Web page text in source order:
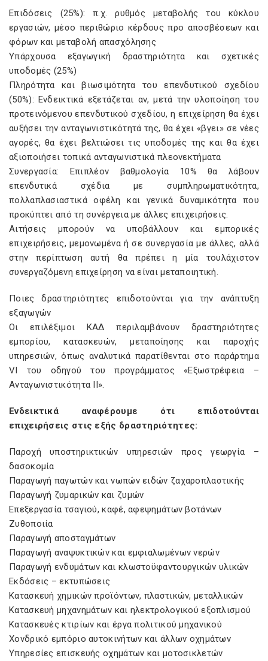
Επιδόσεις (25%): π.χ. ρυθμός μεταβολής του κύκλου
εργασιών, μέσο περιθώριο κέρδους προ αποσβέσεων και
φόρων και μεταβολή απασχόλησης
Υπάρχουσα εξαγωγική δραστηριότητα και σχετικές
υποδομές (25%)
Πληρότητα και βιωσιμότητα του επενδυτικού σχεδίου
(50%): Ενδεικτικά εξετάζεται αν, μετά την υλοποίηση του
προτεινόμενου επενδυτικού σχεδίου, η επιχείρηση θα έχει
αυξήσει την ανταγωνιστικότητά της, θα έχει «βγει» σε νέες
αγορές, θα έχει βελτιώσει τις υποδομές της και θα έχει
αξιοποιήσει τοπικά ανταγωνιστικά πλεονεκτήματα
Συνεργασία: Επιπλέον βαθμολογία 10% θα λάβουν
επενδυτικά σχέδια με συμπληρωματικότητα,
πολλαπλασιαστικά οφέλη και γενικά δυναμικότητα που
προκύπτει από τη συνέργεια με άλλες επιχειρήσεις.
Αιτήσεις μπορούν να υποβάλλουν και εμπορικές
επιχειρήσεις, μεμονωμένα ή σε συνεργασία με άλλες, αλλά
στην περίπτωση αυτή θα πρέπει η μία τουλάχιστον
συνεργαζόμενη επιχείρηση να είναι μεταποιητική.
Ποιες δραστηριότητες επιδοτούνται για την ανάπτυξη
εξαγωγών
Οι επιλέξιμοι ΚΑΔ περιλαμβάνουν δραστηριότητες
εμπορίου, κατασκευών, μεταποίησης και παροχής
υπηρεσιών, όπως αναλυτικά παρατίθενται στο παράρτημα
VI του οδηγού του προγράμματος «Εξωστρέφεια –
Ανταγωνιστικότητα ΙΙ».
Ενδεικτικά αναφέρουμε ότι επιδοτούνται
επιχειρήσεις στις εξής δραστηριότητες:
Παροχή υποστηρικτικών υπηρεσιών προς γεωργία –
δασοκομία
Παραγωγή παγωτών και νωπών ειδών ζαχαροπλαστικής
Παραγωγή ζυμαρικών και ζυμών
Επεξεργασία τσαγιού, καφέ, αφεψημάτων βοτάνων
Ζυθοποιία
Παραγωγή αποσταγμάτων
Παραγωγή αναψυκτικών και εμφιαλωμένων νερών
Παραγωγή ενδυμάτων και κλωστοϋφαντουργικών υλικών
Εκδόσεις – εκτυπώσεις
Κατασκευή χημικών προϊόντων, πλαστικών, μεταλλικών
Κατασκευή μηχανημάτων και ηλεκτρολογικού εξοπλισμού
Κατασκευές κτιρίων και έργα πολιτικού μηχανικού
Χονδρικό εμπόριο αυτοκινήτων και άλλων οχημάτων
Υπηρεσίες επισκευής οχημάτων και μοτοσικλετών